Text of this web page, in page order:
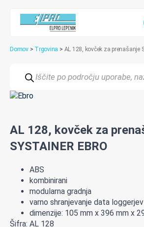
Domov > Trgovina > AL 128, kovček za prenašanje
search
AL 128, kovček za
SYSTAINER EBRO
ABS
kombinirani
modularna gradnja
varno shranjevanje data loggerjev
dimenzije: 105 mm x 396 mm x
Šifra: AL 128